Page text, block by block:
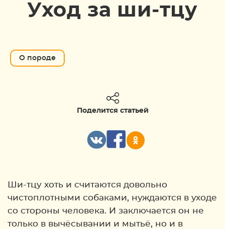
Уход за ши-тцу
О породе
Поделится статьей
Ши-тцу хоть и считаются довольно
чистоплотными собаками, нуждаются в уходе
со стороны человека. И заключается он не
только в вычёсывании и мытьё, но и в